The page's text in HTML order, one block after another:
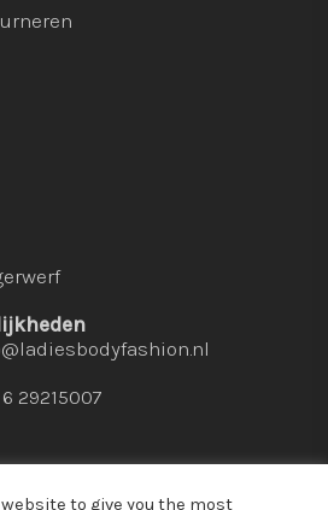
29215007
to give you the most